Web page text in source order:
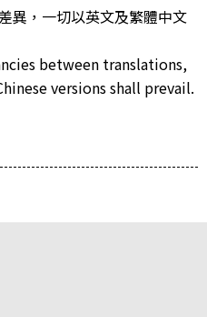
異，一切以英文及繁體中文
between translations,
versions shall prevail.